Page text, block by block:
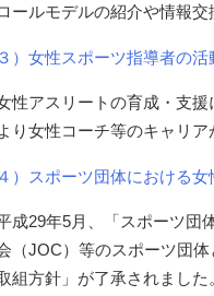
ールモデルの紹介や情報交
３）女性スポーツ指導者の活
性アスリートの育成・支
り女性コーチ等のキャリ
４）スポーツ団体における
成29年5月、「スポーツ団
（JOC）等のスポーツ団
組方針」が了承されまし